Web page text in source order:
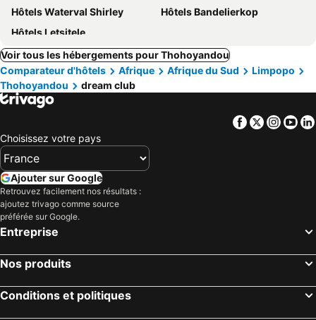
Hôtels Waterval Shirley
Hôtels Bandelierkop
Hôtels Letsitele
Voir tous les hébergements pour Thohoyandou
Comparateur d'hôtels
Afrique Afrique du Sud
Limpopo
Thohoyandou
dream club
Facebook
Twitter
Choisissez votre pays
Ajouter sur Google
Retrouvez facilement nos résultats :
ajoutez trivago comme source
préférée sur Google.
Entreprise
Nos produits
Conditions et politiques